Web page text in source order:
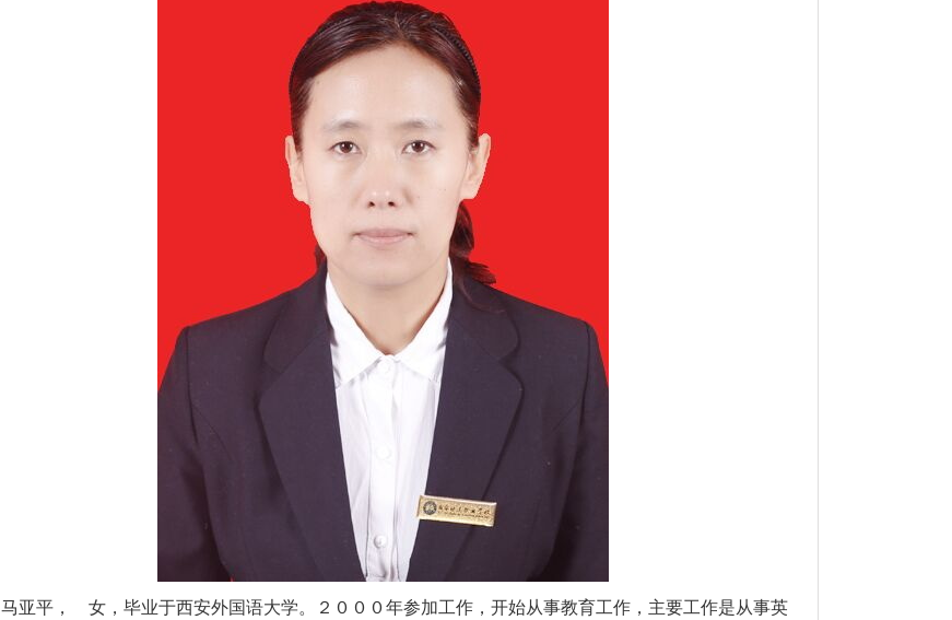
马亚平， 女，毕业于西安外国语大学。２０００年参加工作，开始从事教育工作，主要工作是从事英